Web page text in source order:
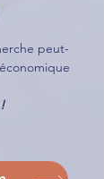
peut-